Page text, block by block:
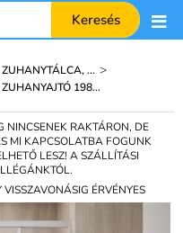
Keresés
... >
198...
NINCSENEK RAKTÁRON, DE
MI KAPCSOLATBA FOGUNK
LESZ! A SZÁLLÍTÁSI
ÉRVÉNYES